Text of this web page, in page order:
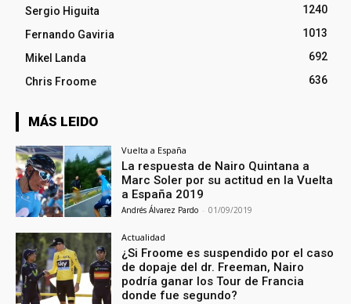
Sergio Higuita
1240
Fernando Gaviria
1013
Mikel Landa
692
Chris Froome
636
MÁS LEIDO
Vuelta a España
La respuesta de Nairo Quintana a
Marc Soler por su actitud en la Vuelta
a España 2019
Andrés Álvarez Pardo - 01/09/2019
Actualidad
¿Si Froome es suspendido por el caso
de dopaje del dr. Freeman, Nairo
podría ganar los Tour de Francia
donde fue segundo?